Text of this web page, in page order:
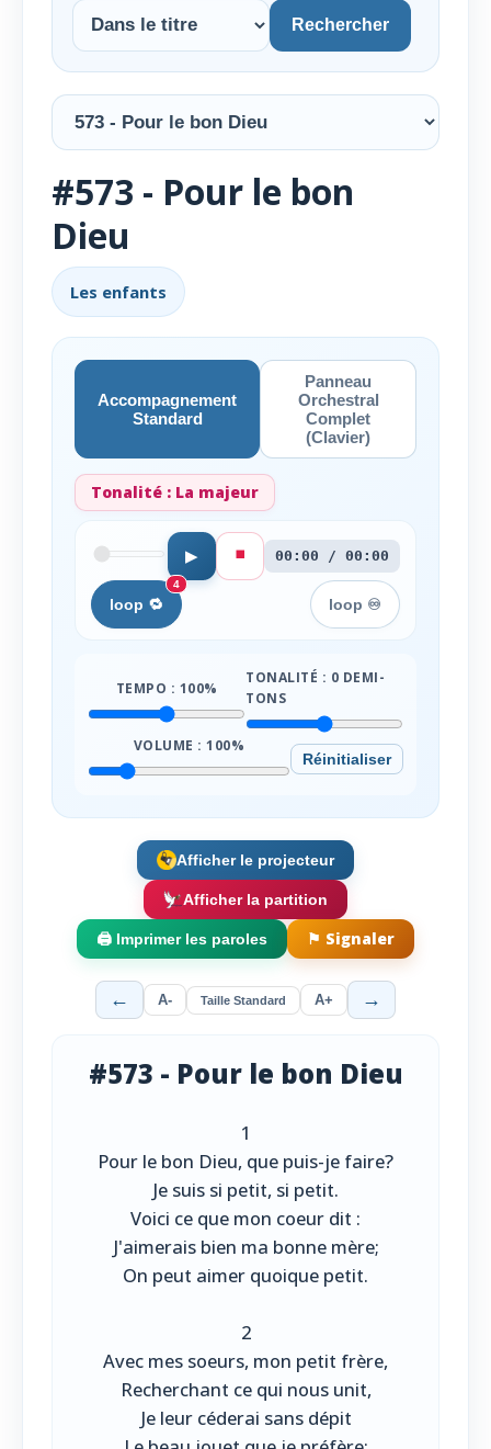
Rechercher
#573 - Pour le bon
Dieu
Les enfants
Accompagnement
Standard
Panneau
Orchestral
Complet
(Clavier)
Tonalité : La majeur
▶ ⏹️ 00:00 / 00:00
loop 🔁
4
loop ♾️
TEMPO : 100%
TONALITÉ : 0 DEMI-
TONS
VOLUME :100%
Réinitialiser
Afficher le projecteur
Afficher la partition
🖨️ Imprimer les paroles ⚑ Signaler
← A- Taille Standard A+ →
#573 - Pour le bon Dieu
1
Pour le bon Dieu, que puis-je faire?
Je suis si petit, si petit.
Voici ce que mon coeur dit :
J'aimerais bien ma bonne mère;
On peut aimer quoique petit.
2
Avec mes soeurs, mon petit frère,
Recherchant ce qui nous unit,
Je leur céderai sans dépit